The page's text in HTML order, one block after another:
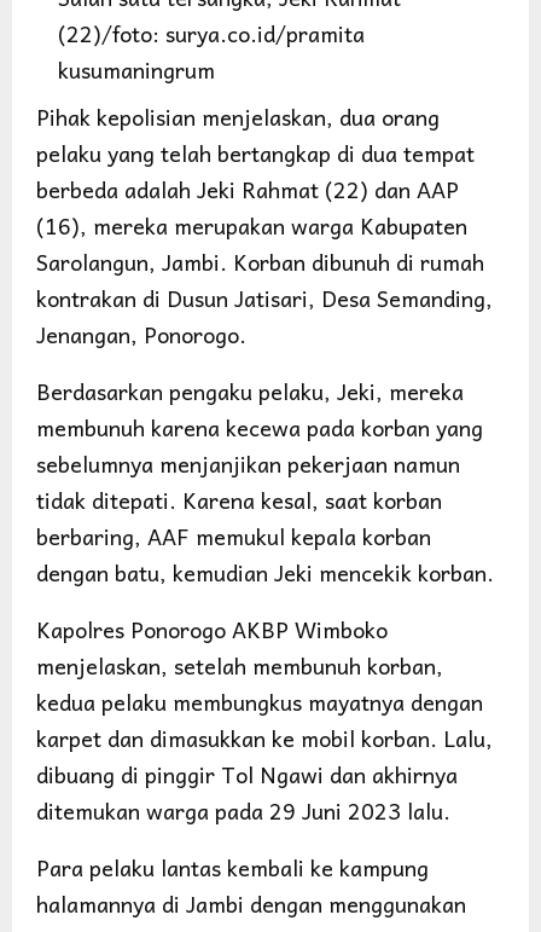
(22)/foto: surya.co.id/pramita
kusumaningrum
Pihak kepolisian menjelaskan, dua orang
pelaku yang telah bertangkap di dua tempat
berbeda adalah Jeki Rahmat (22) dan AAP
(16), mereka merupakan warga Kabupaten
Sarolangun, Jambi. Korban dibunuh di rumah
kontrakan di Dusun Jatisari, Desa Semanding,
Jenangan, Ponorogo.
Berdasarkan pengaku pelaku, Jeki, mereka
membunuh karena kecewa pada korban yang
sebelumnya menjanjikan pekerjaan namun
tidak ditepati. Karena kesal, saat korban
berbaring, AAF memukul kepala korban
dengan batu, kemudian Jeki mencekik korban.
Kapolres Ponorogo AKBP Wimboko
menjelaskan, setelah membunuh korban,
kedua pelaku membungkus mayatnya dengan
karpet dan dimasukkan ke mobil korban. Lalu,
dibuang di pinggir Tol Ngawi dan akhirnya
ditemukan warga pada 29 Juni 2023 lalu.
Para pelaku lantas kembali ke kampung
halamannya di Jambi dengan menggunakan